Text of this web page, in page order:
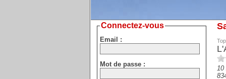
10
Connectez-vous
Email :
Mot de passe :